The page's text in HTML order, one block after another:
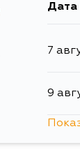
Дата
7
9